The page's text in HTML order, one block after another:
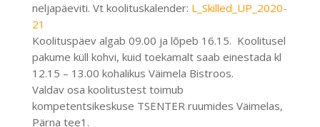
neljapäeviti. Vt koolituskalender: L_Skilled_UP_2020-
21
Koolituspäev algab 09.00 ja lõpeb 16.15. Koolitusel
pakume küll kohvi, kuid toekamalt saab einestada kl
12.15 – 13.00 kohalikus Väimela Bistroos.
Valdav osa koolitustest toimub
kompetentsikeskuse TSENTER ruumides Väimelas,
Pärna tee1.